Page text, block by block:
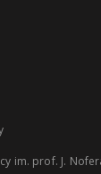
im. prof. J.